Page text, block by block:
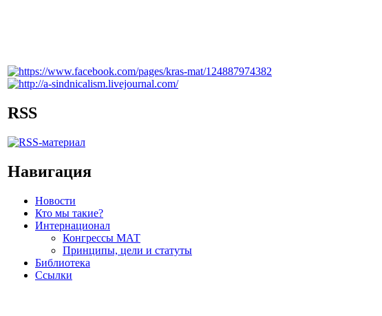
RSS
Навигация
Новости
Кто мы такие?
Интернационал
Конгрессы МАТ
Принципы, цели и статуты
Библиотека
Ссылки